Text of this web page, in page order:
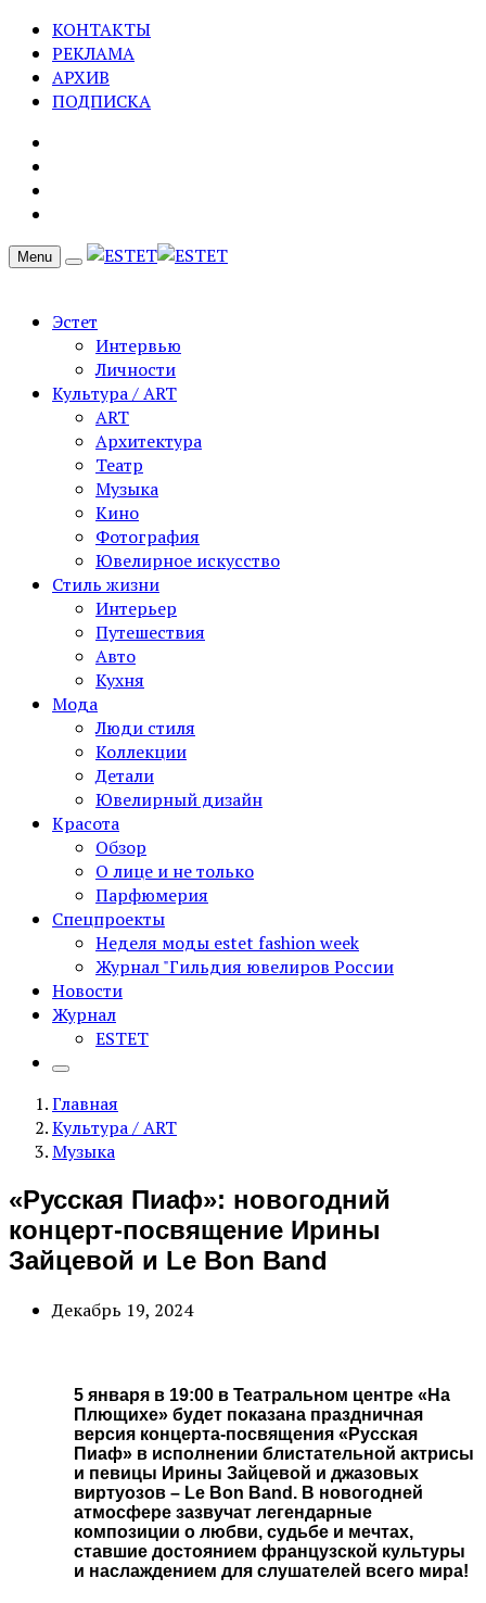
КОНТАКТЫ
РЕКЛАМА
АРХИВ
ПОДПИСКА
Menu
Эстет
Интервью
Личности
Культура / ART
ART
Архитектура
Театр
Музыка
Кино
Фотография
Ювелирное искусство
Стиль жизни
Интерьер
Путешествия
Авто
Кухня
Мода
Люди стиля
Коллекции
Детали
Ювелирный дизайн
Красота
Обзор
О лице и не только
Парфюмерия
Спецпроекты
Неделя моды estet fashion week
Журнал "Гильдия ювелиров России
Новости
Журнал
ESTET
Главная
Культура / ART
Музыка
«Русская Пиаф»: новогодний
концерт-посвящение Ирины
Зайцевой и Le Bon Band
Декабрь 19, 2024
5 января в 19:00 в Театральном центре «На
Плющихе» будет показана праздничная
версия концерта-посвящения «Русская
Пиаф» в исполнении блистательной актрисы
и певицы Ирины Зайцевой и джазовых
виртуозов – Le Bon Band. В новогодней
атмосфере зазвучат легендарные
композиции о любви, судьбе и мечтах,
ставшие достоянием французской культуры
и наслаждением для слушателей всего мира!